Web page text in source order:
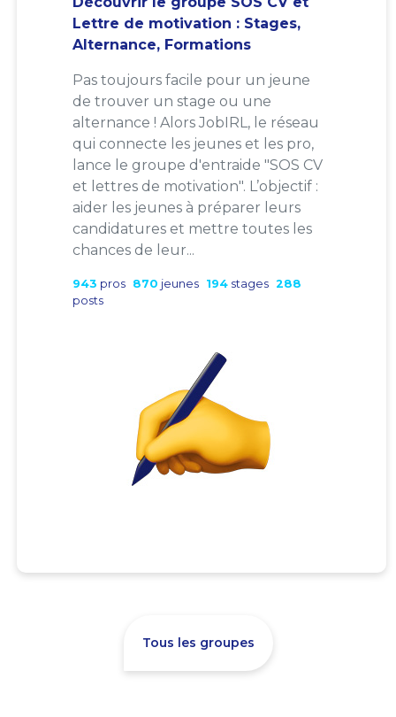
Lettre de motivation : Stages,
Alternance, Formations
Pas toujours facile pour un jeune
de trouver un stage ou une
alternance ! Alors JobIRL, le réseau
qui connecte les jeunes et les pro,
lance le groupe d'entraide "SOS CV
et lettres de motivation". L’objectif :
aider les jeunes à préparer leurs
candidatures et mettre toutes les
chances de leur...
943 pros 870 jeunes 194 stages 288
posts
Tous les groupes